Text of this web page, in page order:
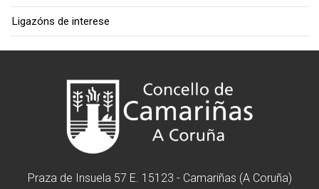
Ligazóns de interese
Praza de Insuela 57 E. 15123 - Camariñas (A Coruña)